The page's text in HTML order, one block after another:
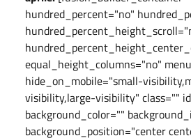
hundred_percent="no"
equal_height_columns="no"
hide_on_mobile="small-
visibility,large-visibility" class=""
background_color=""
background_position="center